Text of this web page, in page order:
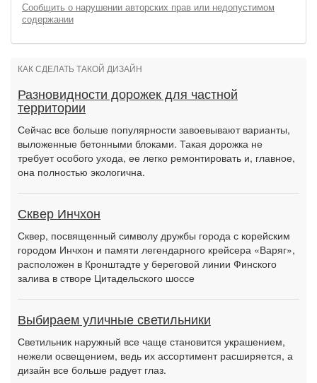
Сообщить о нарушении авторских прав или недопустимом
содержании
КАК СДЕЛАТЬ ТАКОЙ ДИЗАЙН
Разновидности дорожек для частной
территории
Сейчас все больше популярности завоевывают варианты,
выложенные бетонными блоками. Такая дорожка не
требует особого ухода, ее легко ремонтировать и, главное,
она полностью экологична.
Сквер Инчхон
Сквер, посвященный символу дружбы города с корейским
городом Инчхон и памяти легендарного крейсера «Варяг»,
расположен в Кронштадте у береговой линии Финского
залива в створе Цитадельского шоссе
Выбираем уличные светильники
Светильник наружный все чаще становится украшением,
нежели освещением, ведь их ассортимент расширяется, а
дизайн все больше радует глаз.